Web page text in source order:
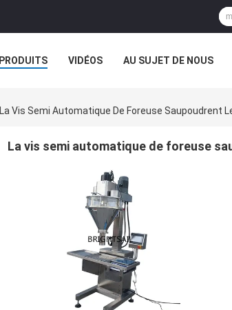
PRODUITS VIDÉOS AU SUJET DE NOUS
La Vis Semi Automatique De Foreuse Saupoudrent
La vis semi automatique de foreuse